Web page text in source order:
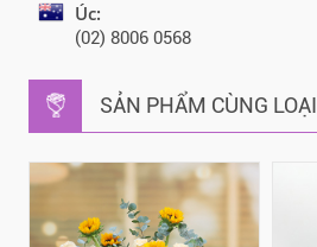
Úc:
(02) 8006 0568
SẢN PHẨM CÙNG LOẠI